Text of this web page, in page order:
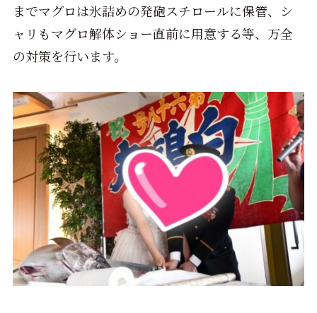
までマグロは氷詰めの発砲スチロールに保管、シ
ャリもマグロ解体ショー直前に用意する等、万全
の対策を行います。